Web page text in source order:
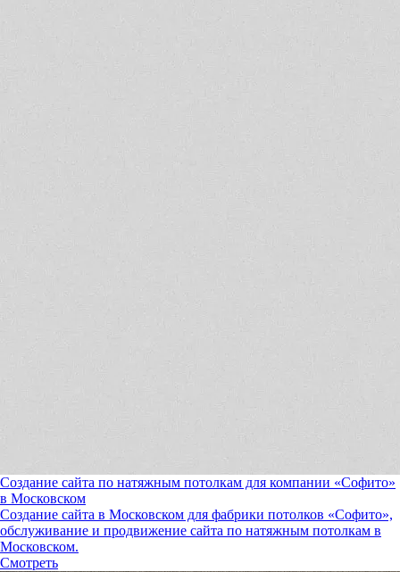
Создание сайта по натяжным потолкам для компании «Софито»
в Московском
Создание сайта в Московском для фабрики потолков «Софито»,
обслуживание и продвижение сайта по натяжным потолкам в
Московском.
Смотреть